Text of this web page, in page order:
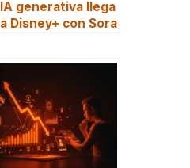
IA generativa llega
a Disney+ con Sora